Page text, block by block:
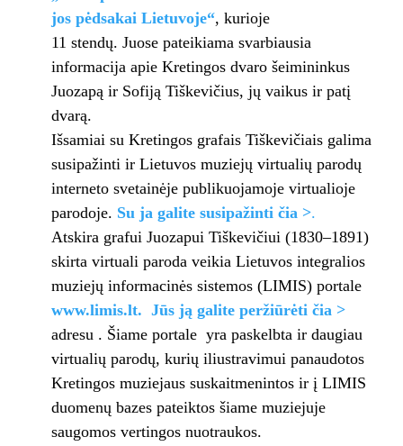
jos pėdsakai Lietuvoje“, kurioje
11 stendų. Juose pateikiama svarbiausia
informacija apie Kretingos dvaro šeimininkus
Juozapą ir Sofiją Tiškevičius, jų vaikus ir patį
dvarą.
Išsamiai su Kretingos grafais Tiškevičiais galima
susipažinti ir Lietuvos muziejų virtualių parodų
interneto svetainėje publikuojamoje virtualioje
parodoje. Su ja galite susipažinti čia >.
Atskira grafui Juozapui Tiškevičiui (1830–1891)
skirta virtuali paroda veikia Lietuvos integralios
muziejų informacinės sistemos (LIMIS) portale
www.limis.lt. Jūs ją galite peržiūrėti čia >
adresu . Šiame portale yra paskelbta ir daugiau
virtualių parodų, kurių iliustravimui panaudotos
Kretingos muziejaus suskaitmenintos ir į LIMIS
duomenų bazes pateiktos šiame muziejuje
saugomos vertingos nuotraukos.